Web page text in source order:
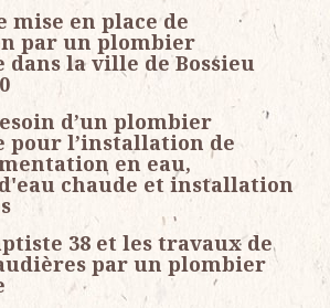
mise en place de
par un plombier
dans la ville de Bossieu
d’un plombier
pour l’installation de
en eau,
chaude et installation
38 et les travaux de
par un plombier